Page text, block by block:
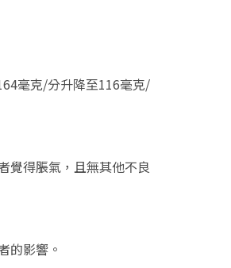
毫克/分升降至116毫克/
覺得脹氣，且無其他不良
的影響。